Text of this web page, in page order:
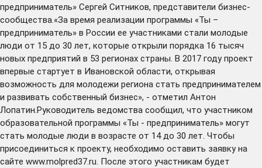
предприниматель» Сергей Ситников, представители бизнес-
сообщества.«За время реализации программы «Ты –
предприниматель» в России ее участниками стали молодые
люди от 15 до 30 лет, которые открыли порядка 16 тысяч
новых предприятий в 53 регионах страны. В 2017 году проект
впервые стартует в Ивановской области, открывая
возможность для молодежи региона стать предпринимателем
и развивать собственный бизнес», - отметил Антон
Лопатин.Руководитель ведомства сообщил, что участником
образовательной программы «Ты - предприниматель» могут
стать молодые люди в возрасте от 14 до 30 лет. Чтобы
присоединиться к проекту, необходимо оставить заявку на
сайте www.molpred37.ru. После этого участникам будет